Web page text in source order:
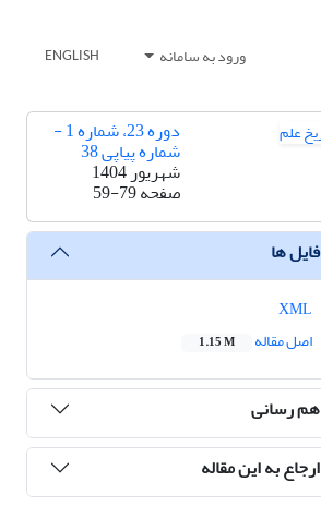
ورود به سامانه ENGLISH
دوره 23، شماره 1 -
شماره پیاپی 38
شهریور 1404
صفحه59-79
فایل ها
اصل مقاله
1.15 M
هم رسانی
ارجاع به این مقاله